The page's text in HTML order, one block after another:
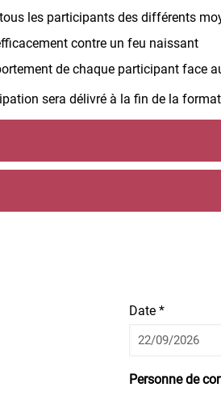
les participants des différents
contre un feu naissant
de chaque participant face
sera délivré à la fin de la
Date *
Personne de